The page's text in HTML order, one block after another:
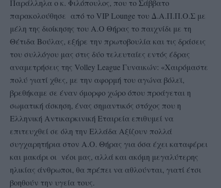
Παράλληλα ο κ. Φιλόπουλος, που το Σάββατο
παρακολούθησε από το VIP Lounge του Δ.Α.Π.Π.Ο.Σ με
μέλη της διοίκησης του Α.Ο Θήρας το παιχνίδι με τη
Θέτιδα Βούλας, εξήρε την πρωτοβουλία και τις δράσεις
του συλλόγου μας στις δύο τελευταίες εντός έδρας
αναμετρήσεις της Volley League Γυναικών: «Χαιρόμαστε
πολύ γιατί χθες, με την αφορμή του αγώνα βόλεϊ,
βρεθήκαμε σε έναν όμορφο χώρο όπου προάγεται η
σωματική άσκηση, ένας σημαντικός στόχος που η
Ελληνική Αντικαρκινική Εταιρεία επιθυμεί να
επιτευχθεί σε όλη την Ελλάδα Αξίζουν πολλά
συγχαρητήρια στον Α.Ο. Θήρας για όσα έχει καταφέρει
και μακάρι οι νέοι μας, αλλά και ακόμη μεγαλύτερης
ηλικίας άνθρωποι, θα πρέπει να αθλούνται, γιατί έτσι
βοηθούν την υγεία τους.